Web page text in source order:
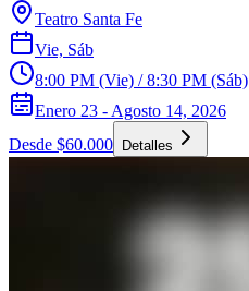
Teatro Santa Fe
Vie, Sáb
8:00 PM (Vie) / 8:30 PM (Sáb)
Enero 23 - Agosto 14, 2026
Desde $60.000
Detalles